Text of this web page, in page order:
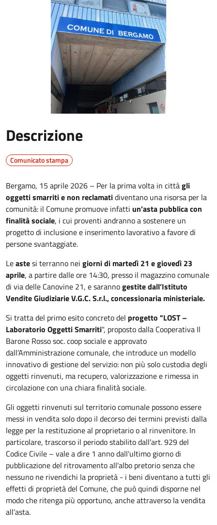
Descrizione
Comunicato stampa
Bergamo, 15 aprile 2026 – Per la prima volta in cittàgli
oggetti smarriti e non reclamatidiventano una risorsa per la
comunità: il Comune promuove infatti un’asta pubblica con
finalità sociale, i cui proventi andranno a sostenere un
progetto di inclusione e inserimento lavorativo a favore di
persone svantaggiate.
Leastesi terranno nei giorni di martedì 21 e giovedì 23
aprile, a partire dalle ore 14:30, presso il magazzino comunale
di via delle Canovine 21, e sarannogestite dall’Istituto
Vendite Giudiziarie V.G.C. S.r.l., concessionaria ministeriale.
Si tratta del primo esito concreto del progetto "LOST –
Laboratorio Oggetti Smarriti", proposto dalla Cooperativa Il
Barone Rosso soc. coop sociale eapprovato
dall’Amministrazione comunale, che introduce un modello
innovativo di gestione del servizio: non più solo custodia degli
oggetti rinvenuti, ma recupero, valorizzazione e rimessa in
circolazione con una chiara finalità sociale.
Gli oggetti rinvenuti sul territorio comunale possono essere
messi in vendita solo dopo il decorso dei termini previsti dalla
legge per la restituzione al proprietario o al rinvenitore. In
particolare, trascorso il periodo stabilito dall’art. 929 del
Codice Civile – vale a dire 1 anno dall'ultimo giorno di
pubblicazione del ritrovamento all'albo pretorio senza che
nessuno ne rivendichi la proprietà - i beni diventano a tutti gli
effetti di proprietà del Comune, che può quindi disporne nel
modo che ritenga più opportuno, anche attraverso la vendita
all’asta.